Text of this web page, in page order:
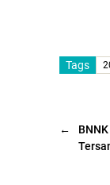
Tags
←